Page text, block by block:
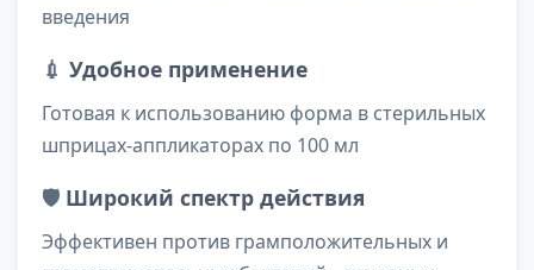
введения
💉 Удобное применение
Готовая к использованию форма в стерильных
шприцах-аппликаторах по 100 мл
🛡️ Широкий спектр действия
Эффективен против грамположительных и